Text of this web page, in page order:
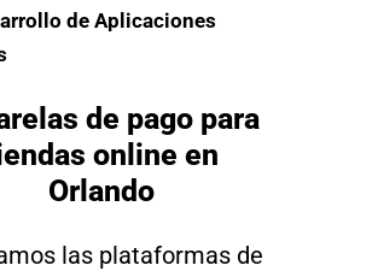
de Aplicaciones
de pago para
online en
Orlando
las plataformas de